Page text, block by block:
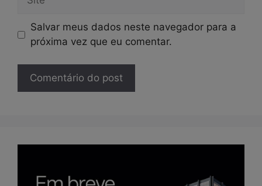
Salvar meus dados neste navegador para a
próxima vez que eu comentar.